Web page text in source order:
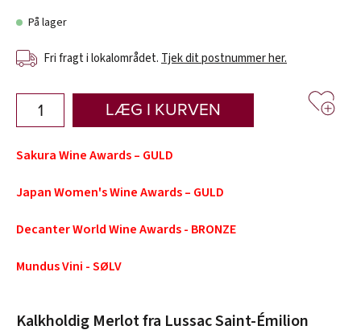
På lager
Fri fragt i lokalområdet. Tjek dit postnummer her.
LÆG I KURVEN
Sakura Wine Awards – GULD
Japan Women's Wine Awards – GULD
Decanter World Wine Awards - BRONZE
Mundus Vini - SØLV
Kalkholdig Merlot fra Lussac Saint-Émilion